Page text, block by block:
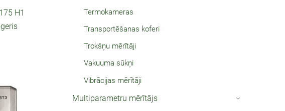
Termokameras
Transportēšanas koferi
Trokšņu mērītāji
Vakuuma sūkņi
Vibrācijas mērītāji
Multiparametru mērītājs ›
H1